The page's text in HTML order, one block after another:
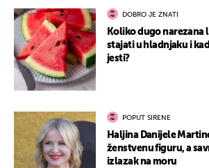
DOBRO JE ZNATI
Koliko dugo narezana
stajati u hladnjaku i
jesti?
POPUT SIRENE
Haljina Danijele
ženstvenu figuru, a
izlazak na moru